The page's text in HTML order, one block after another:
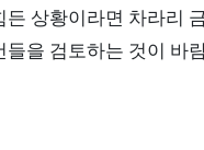
든 상황이라면 차라리
들을 검토하는 것이 바